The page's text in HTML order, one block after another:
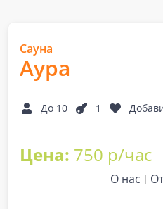
Сауна
Аура
До 10 1
Цена: 750 р/час
О нас